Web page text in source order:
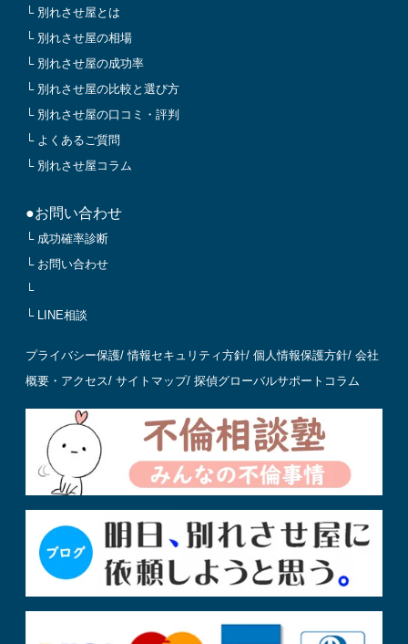
└ 別れさせ屋とは
└ 別れさせ屋の相場
└ 別れさせ屋の成功率
└ 別れさせ屋の比較と選び方
└ 別れさせ屋の口コミ・評判
└ よくあるご質問
└ 別れさせ屋コラム
●お問い合わせ
└ 成功確率診断
└ お問い合わせ
└
└ LINE相談
プライバシー保護/情報セキュリティ方針/ 個人情報保護方針/ 会社
概要・アクセス/ サイトマップ/ 探偵グローバルサポートコラム